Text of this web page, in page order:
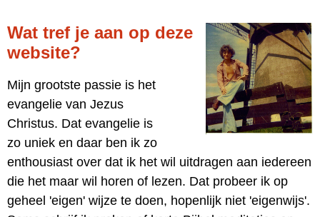
Wat tref je aan op deze
website?
Mijn grootste passie is het
evangelie van Jezus
Christus. Dat evangelie is
zo uniek en daar ben ik zo
enthousiast over dat ik het wil uitdragen aan iedereen
die het maar wil horen of lezen. Dat probeer ik op
geheel 'eigen' wijze te doen, hopenlijk niet 'eigenwijs'.